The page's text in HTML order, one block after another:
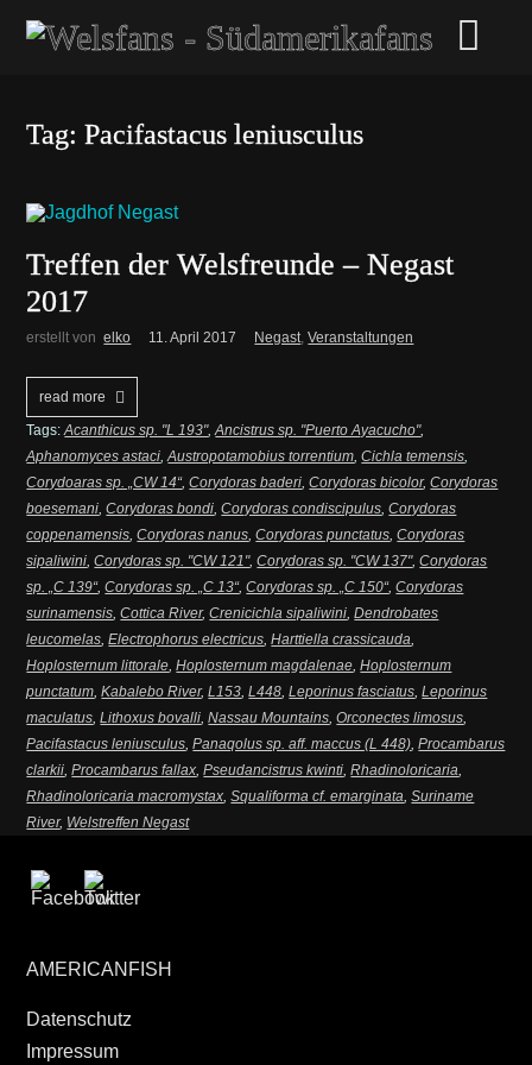
Tag: Pacifastacus leniusculus
Treffen der Welsfreunde – Negast
2017
erstellt von elko 11. April 2017 Negast,Veranstaltungen
read more
Tags:Acanthicus sp. "L 193",Ancistrus sp. "Puerto Ayacucho",
Aphanomyces astaci,Austropotamobius torrentium,Cichla temensis,
Corydoaras sp. „CW 14“,Corydoras baderi,Corydoras bicolor,Corydoras
boesemani,Corydoras bondi,Corydoras condiscipulus,Corydoras
coppenamensis,Corydoras nanus,Corydoras punctatus,Corydoras
sipaliwini,Corydoras sp. "CW 121",Corydoras sp. "CW 137",Corydoras
sp. „C 139“,Corydoras sp. „C 13“,Corydoras sp. „C 150“,Corydoras
surinamensis,Cottica River,Crenicichla sipaliwini,Dendrobates
leucomelas,Electrophorus electricus,Harttiella crassicauda,
Hoplosternum littorale,Hoplosternum magdalenae,Hoplosternum
punctatum,Kabalebo River,L153,L448,Leporinus fasciatus,Leporinus
maculatus,Lithoxus bovalli,Nassau Mountains,Orconectes limosus,
Pacifastacus leniusculus,Panaqolus sp. aff. maccus (L 448),Procambarus
clarkii,Procambarus fallax,Pseudancistrus kwinti,Rhadinoloricaria,
Rhadinoloricaria macromystax,Squaliforma cf. emarginata,Suriname
River, Welstreffen Negast
AMERICANFISH
Datenschutz
Impressum